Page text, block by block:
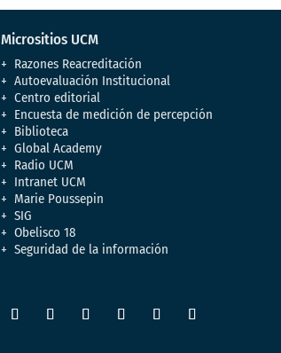
Micrositios UCM
Razones Reacreditación
Autoevaluación Institucional
Centro editorial
Encuesta de medición de percepción
Biblioteca
Global Academy
Radio UCM
Intranet UCM
Marie Poussepin
SIG
Obelisco 18
Seguridad de la información